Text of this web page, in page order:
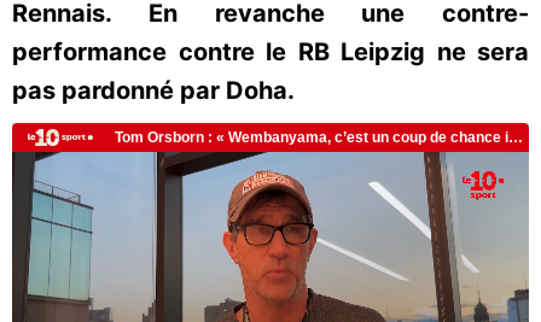
Rennais. En revanche une contre-
performance contre le RB Leipzig ne sera
pas pardonné par Doha.